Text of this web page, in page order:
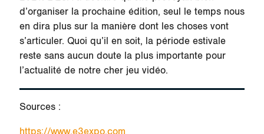
d’organiser la prochaine édition, seul le temps nous
en dira plus sur la manière dont les choses vont
s’articuler. Quoi qu’il en soit, la période estivale
reste sans aucun doute la plus importante pour
l’actualité de notre cher jeu vidéo.
Sources :
https://www.e3expo.com